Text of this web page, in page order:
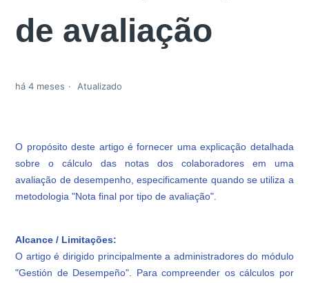
de avaliação
há 4 meses Atualizado
O propósito deste artigo é fornecer uma explicação detalhada
sobre o cálculo das notas dos colaboradores em uma
avaliação de desempenho, especificamente quando se utiliza a
metodologia "Nota final por tipo de avaliação".
Alcance / Limitações:
O artigo é dirigido principalmente a administradores do módulo
"Gestión de Desempeño". Para compreender os cálculos por